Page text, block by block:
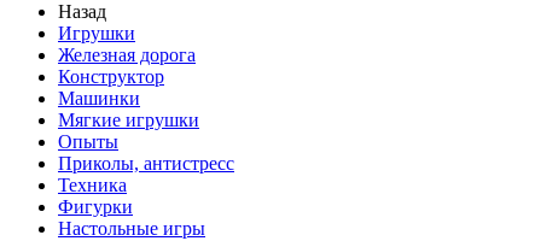
Назад
Игрушки
Железная дорога
Конструктор
Машинки
Мягкие игрушки
Опыты
Приколы, антистресс
Техника
Фигурки
Настольные игры